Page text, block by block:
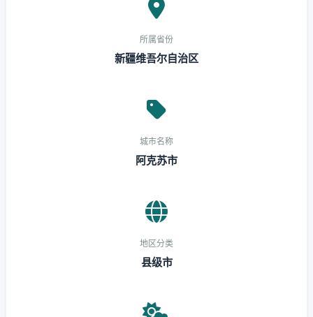
所属省份
新疆维吾尔自治区
城市名称
阿克苏市
地区分类
县级市